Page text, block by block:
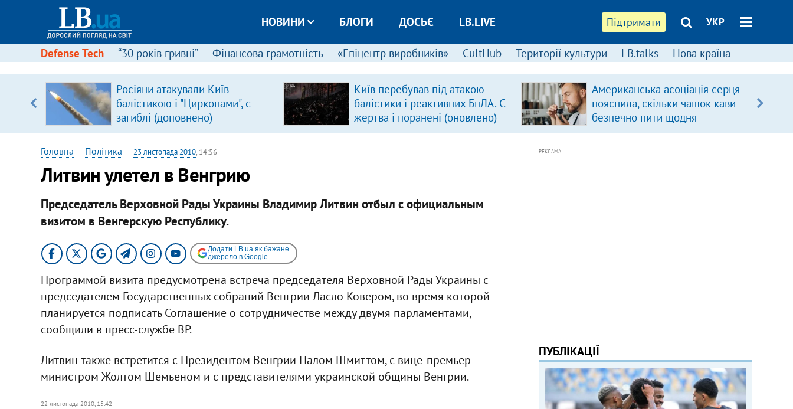
Підтримати УКР
НОВИНИ БЛОГИ ДОСЬЄ LB.LIVE
Defense Tech “30 років гривні” Фінансова грамотність «Епіцентр виробників» CultHub Території культури LB.talks Нова країна
Росіяни атакували Київ
балістикою і "Цирконами", є
загиблі (доповнено)
Київ перебував під атакою
балістики і реактивних БпЛА. Є
жертва і поранені (оновлено)
Американська асоціація серця
пояснила, скільки чашок кави
безпечно пити щодня
Головна — Політика — 23 листопада 2010, 14:56
Литвин улетел в Венгрию
Председатель Верховной Рады Украины Владимир Литвин отбыл с официальным
визитом в Венгерскую Республику.​
Додати LB.ua як бажане
джерело в Google
Программой визита предусмотрена встреча председателя Верховной Рады Украины с
председателем Государственных собраний Венгрии Ласло Ковером, во время которой
планируется подписать Соглашение о сотрудничестве между двумя парламентами,
сообщили в пресс-службе ВР.
Литвин также встретится с Президентом Венгрии Палом Шмиттом, с вице-премьер-
министром Жолтом Шемьеном и с представителями украинской общины Венгрии.
22 листопада 2010, 15:42
РЕКЛАМА
ПУБЛІКАЦІЇ